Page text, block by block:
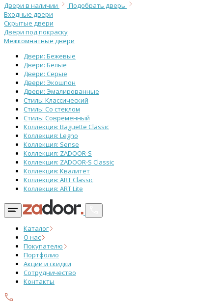
Двери в наличии
Подобрать дверь
Входные двери
Скрытые двери
Двери под покраску
Межкомнатные двери
Двери: Бежевые
Двери: Белые
Двери: Серые
Двери: Экошпон
Двери: Эмалированные
Стиль: Классический
Стиль: Со стеклом
Стиль: Современный
Коллекция: Baguette Classic
Коллекция: Legno
Коллекция: Sense
Коллекция: ZADOOR-S
Коллекция: ZADOOR-S Classic
Коллекция: Квалитет
Коллекция: ART Classic
Коллекция: ART Lite
Каталог
О нас
Покупателю
Портфолио
Акции и скидки
Сотрудничество
Контакты